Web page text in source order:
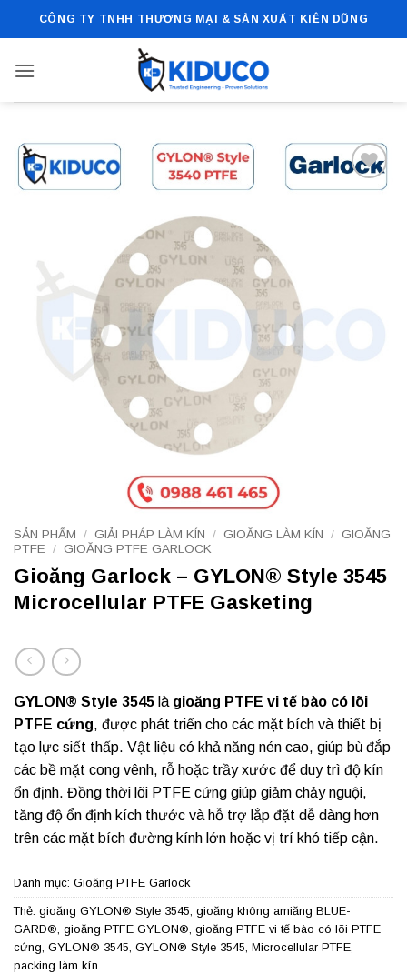
dung
CÔNG TY TNHH THƯƠNG MẠI & SẢN XUẤT KIÊN DŨNG
SẢN PHẨM / GIẢI PHÁP LÀM KÍN / GIOĂNG LÀM KÍN / GIOĂNG
PTFE
/ GIOĂNG PTFE GARLOCK
Gioăng Garlock – GYLON® Style 3545
Microcellular PTFE Gasketing
GYLON® Style 3545 là gioăng PTFE vi tế bào có lõi
PTFE cứng, được phát triển cho các mặt bích và thiết bị
tạo lực siết thấp. Vật liệu có khả năng nén cao, giúp bù đắp
các bề mặt cong vênh, rỗ hoặc trầy xước để duy trì độ kín
ổn định. Đồng thời lõi PTFE cứng giúp giảm chảy nguội,
tăng độ ổn định kích thước và hỗ trợ lắp đặt dễ dàng hơn
trên các mặt bích đường kính lớn hoặc vị trí khó tiếp cận.
Danh mục: Gioăng PTFE Garlock
Thẻ: gioăng GYLON® Style 3545, gioăng không amiăng BLUE-
GARD®, gioăng PTFE GYLON®, gioăng PTFE vi tế bào có lõi PTFE
cứng, GYLON® 3545, GYLON® Style 3545, Microcellular PTFE,
packing làm kín